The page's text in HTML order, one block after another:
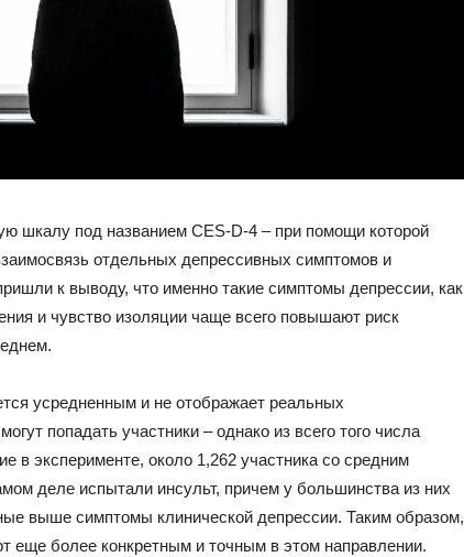
шкалу под названием CES-D-4 – при помощи которой
отдельных депрессивных симптомов и
к выводу, что именно такие симптомы депрессии, как
и чувство изоляции чаще всего повышают риск
усредненным и не отображает реальных
попадать участники – однако из всего того числа
в эксперименте, около 1,262 участника со средним
деле испытали инсульт, причем у большинства из них
выше симптомы клинической депрессии. Таким образом,
еще более конкретным и точным в этом направлении.